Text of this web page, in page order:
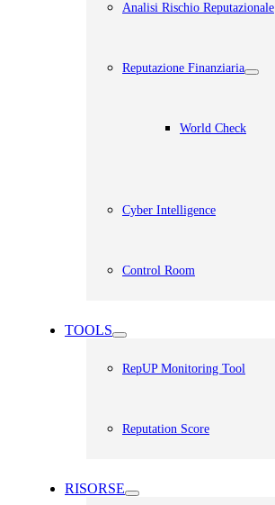
Analisi Rischio Reputazionale​
Reputazione Finanziaria
World Check
Cyber Intelligence
Control Room
TOOLS
RepUP Monitoring Tool
Reputation Score
RISORSE